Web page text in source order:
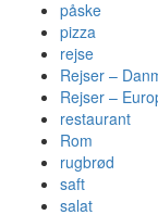
påske
pizza
rejse
Rejser –
Rejser –
restaurant
Rom
rugbrød
saft
salat